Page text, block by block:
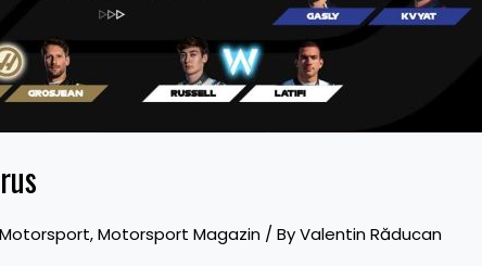
Motorsport,Motorsport Magazin / ByValentin Răducan